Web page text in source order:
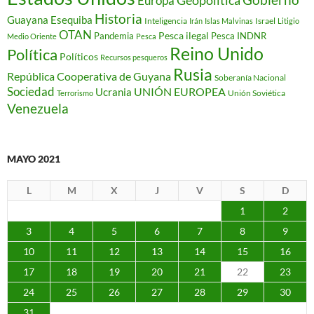
Guayana Esequiba Historia Inteligencia Irán Islas Malvinas Israel Litigio
Medio Oriente OTAN Pandemia Pesca Pesca ilegal Pesca INDNR
Política Políticos Recursos pesqueros Reino Unido
República Cooperativa de Guyana Rusia Soberanía Nacional
Sociedad Terrorismo Ucrania UNIÓN EUROPEA Unión Soviética
Venezuela
MAYO 2021
L M X J V S
D
1
2
3
4 5 6 7 8
9
10
11 12 13 14 15
16
17
18 19 20 21 22
23
24
25 26 27 28 29
30